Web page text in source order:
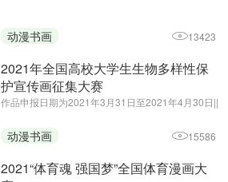
动漫书画 13423
2021年全国高校大学生生物多样性保
护宣传画征集大赛
作品申报日期为2021年3月31日至2021年4月30日||
物多样性日的主题为“呵护自然·有你有我”（We're
part of the solution），旨在提醒人们，生物多样性
动漫书画 15586
2021“体育魂 强国梦”全国体育漫画大